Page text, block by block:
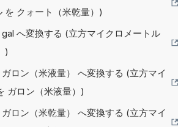
を クォート（米乾量）)
へ変換する (立方マイクロメートル
)
ロン（米液量） へ変換する (立方マイ
ガロン（米液量）)
ロン（米乾量） へ変換する (立方マイ